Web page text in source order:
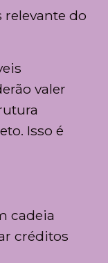
relevante do
valer
Isso é
cadeia
créditos